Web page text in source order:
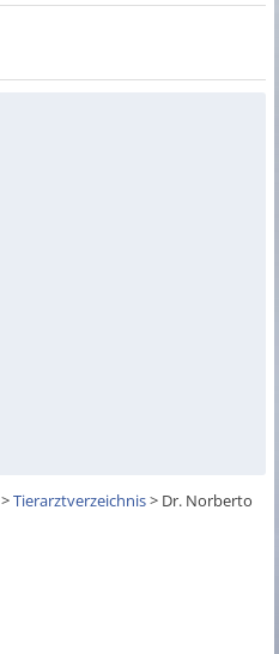
>Tierarztverzeichnis> Dr. Norberto